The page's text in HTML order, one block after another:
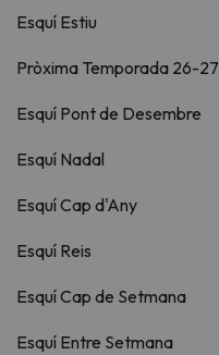
Esquí Estiu
Pròxima Temporada 26-27
Esquí Pont de Desembre
Esquí Nadal
Esquí Cap d'Any
Esquí Reis
Esquí Cap de Setmana
Esquí Entre Setmana